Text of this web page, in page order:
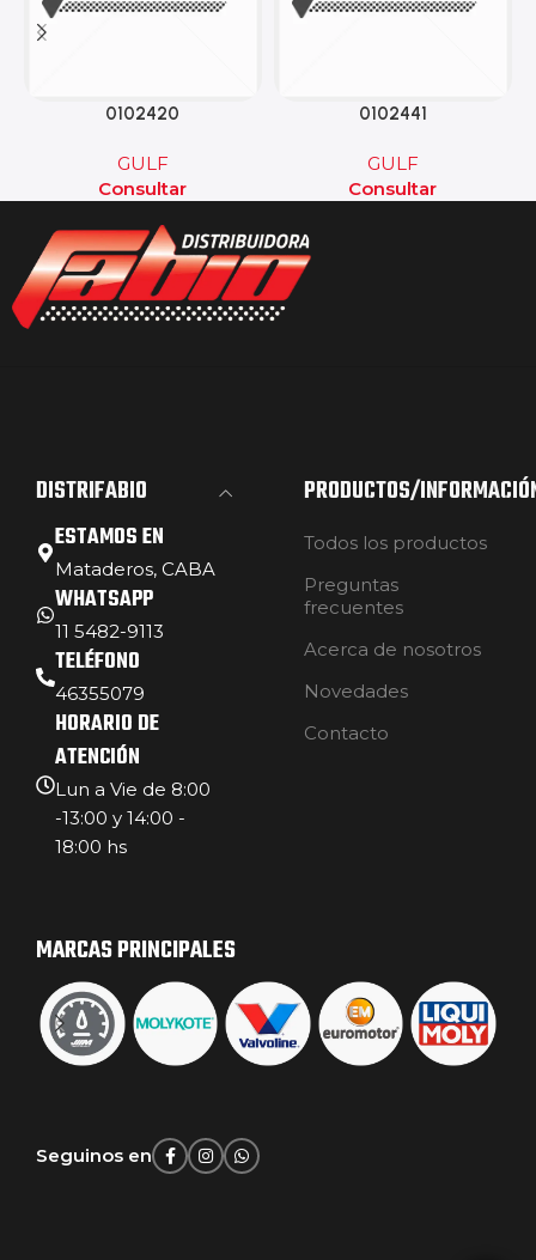
0102420
GULF
Consultar
0102441
GULF
Consultar
DISTRIFABIO
ESTAMOS EN
Mataderos, CABA
WHATSAPP
11 5482-9113
TELÉFONO
46355079
HORARIO DE
ATENCIÓN
Lun a Vie de 8:00
-13:00 y 14:00 -
18:00 hs
PRODUCTOS/
Todos los productos
Preguntas
frecuentes
Acerca de nosotros
Novedades
Contacto
MARCAS PRINCIPALES
Seguinos en